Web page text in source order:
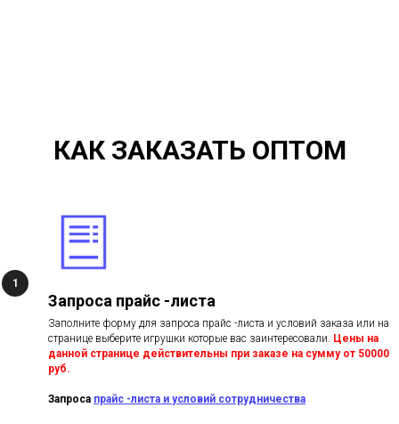
КАК ЗАКАЗАТЬ ОПТОМ
Запроса прайс -листа
Заполните форму для запроса прайс -листа и условий заказа или на
странице выберите игрушки которые вас заинтересовали. Цены на
данной странице действительны при заказе на сумму от 50000
руб.
Запроса прайс -листа и условий сотрудничества